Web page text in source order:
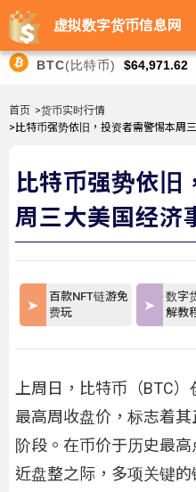
虚拟数字货币信息网
BTC(比特币) $64,971.62
首页 >货币实时行情
>比特币强势依旧，投资者需警惕本周
比特币强势依旧
周三大美国经济
百款NFT链游免
费玩
数字
解教
上周日，比特币（BTC
最高周收盘价，标志着
阶段。在币价于历史最
近盘整之际，多项关键